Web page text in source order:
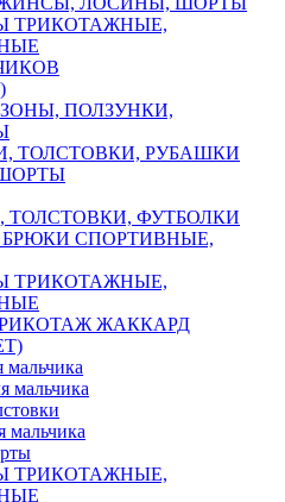
ТРИКОТАЖНЫЕ,
ПОЛЗУНКИ,
ТОЛСТОВКИ, РУБАШКИ
ТОЛСТОВКИ, ФУТБОЛКИ
СПОРТИВНЫЕ,
ТРИКОТАЖНЫЕ,
ЖАККАРД
мальчика
мальчика
ТРИКОТАЖНЫЕ,